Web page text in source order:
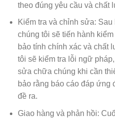
theo đúng yêu cầu và chất
Kiểm tra và chỉnh sửa:
chúng tôi sẽ tiến hành
bảo tính chính xác và chất
tôi sẽ kiểm tra lỗi ngữ
sửa chữa chúng khi cần
bảo rằng báo cáo đáp ứng
đề ra.
Giao hàng và phản hồi: